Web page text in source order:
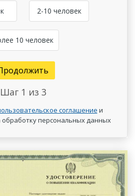
2-10 человек
10 человек
Шаг 1 из 3
соглашение и
обработку персональных данных